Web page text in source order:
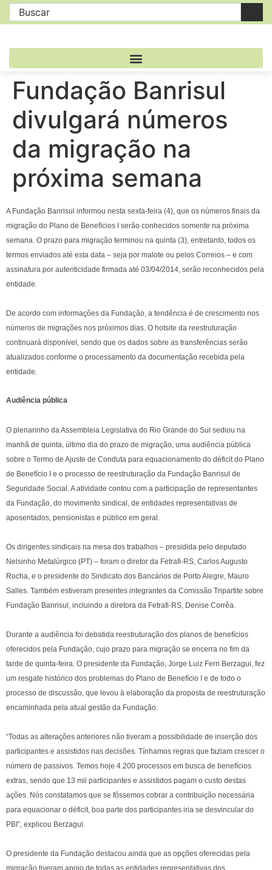
Fundação Banrisul
divulgará números
da migração na
próxima semana
A Fundação Banrisul informou nesta sexta-feira (4), que os números finais da
migração do Plano de Benefícios I serão conhecidos somente na próxima
semana. O prazo para migração terminou na quinta (3), entretanto, todos os
termos enviados até esta data – seja por malote ou pelos Correios – e com
assinatura por autenticidade firmada até 03/04/2014, serão reconhecidos pela
entidade.
De acordo com informações da Fundação, a tendência é de crescimento nos
números de migrações nos próximos dias. O hotsite da reestruturação
continuará disponível, sendo que os dados sobre as transferências serão
atualizados conforme o processamento da documentação recebida pela
entidade.
Audiência pública
O plenarinho da Assembleia Legislativa do Rio Grande do Sul sediou na
manhã de quinta, último dia do prazo de migração, uma audiência pública
sobre o Termo de Ajuste de Conduta para equacionamento do déficit do Plano
de Benefício I e o processo de reestruturação da Fundação Banrisul de
Seguridade Social. A atividade contou com a participação de representantes
da Fundação, do movimento sindical, de entidades representativas de
aposentados, pensionistas e público em geral.
Os dirigentes sindicais na mesa dos trabalhos – presidida pelo deputado
Nelsinho Metalúrgico (PT) – foram o diretor da Fetrafi-RS, Carlos Augusto
Rocha, e o presidente do Sindicato dos Bancários de Porto Alegre, Mauro
Salles. Também estiveram presentes integrantes da Comissão Tripartite sobre
Fundação Banrisul, incluindo a diretora da Fetrafi-RS, Denise Corrêa.
Durante a audiência foi debatida reestruturação dos planos de benefícios
oferecidos pela Fundação, cujo prazo para migração se encerra no fim da
tarde de quinta-feira. O presidente da Fundação, Jorge Luiz Ferri Berzagui, fez
um resgate histórico dos problemas do Plano de Benefício I e de todo o
processo de discussão, que levou à elaboração da proposta de reestruturação
encaminhada pela atual gestão da Fundação.
“Todas as alterações anteriores não tiveram a possibilidade de inserção dos
participantes e assistidos nas decisões. Tínhamos regras que faziam crescer o
número de passivos. Temos hoje 4.200 processos em busca de benefícios
extras, sendo que 13 mil participantes e assistidos pagam o custo destas
ações. Nós constatamos que se fôssemos cobrar a contribuição necessária
para equacionar o déficit, boa parte dos participantes iria se desvincular do
PBI”, explicou Berzagui.
O presidente da Fundação destacou ainda que as opções oferecidas pela
migração tiveram apoio de todas as entidades representativas dos